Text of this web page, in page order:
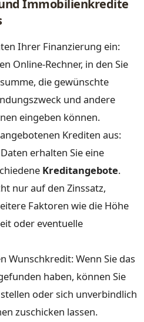
Immobilienkredite
Ihrer Finanzierung ein:
Online-Rechner, in den Sie
die gewünschte
und andere
eingeben können.
Krediten aus:
erhalten Sie eine
Kreditangebote.
nur auf den Zinssatz,
Faktoren wie die Höhe
oder eventuelle
Wunschkredit: Wenn Sie das
haben, können Sie
oder sich unverbindlich
zuschicken lassen.